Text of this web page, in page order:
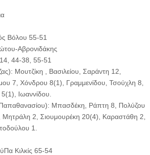
Βόλου 55-51
Αβρονιδάκης
44-38, 55-51
Μουτζίκη , Βασιλείου, Σαράντη 12,
7, Χόνδρου 8(1), Γραμμενίδου, Τσούχλη 8,
Ιωαννίδου.
Μπασδέκη, Ράπτη 8, Πολύζου
2, Σιουμουρέκη 20(4), Καραστάθη 2,
1.
Κιλκίς 65-54